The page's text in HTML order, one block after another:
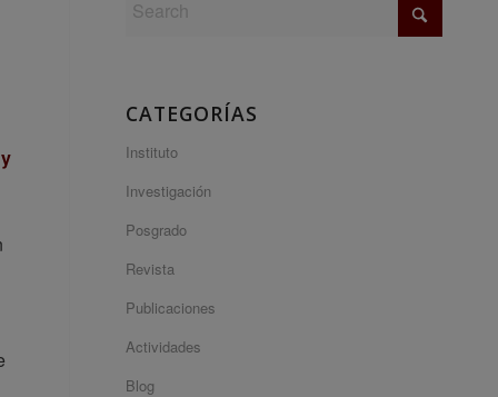
CATEGORÍAS
Instituto
Investigación
Posgrado
Revista
Publicaciones
Actividades
Blog